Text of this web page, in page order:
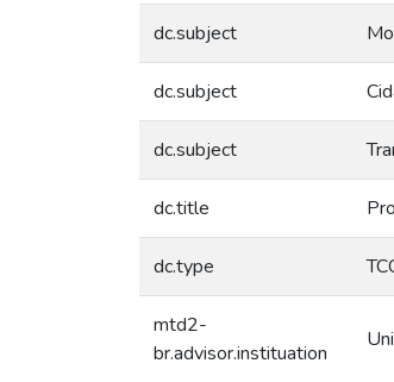
dc.subject
dc.subject
dc.subject
dc.title
dc.type
mtd2-
br.advisor.instituation